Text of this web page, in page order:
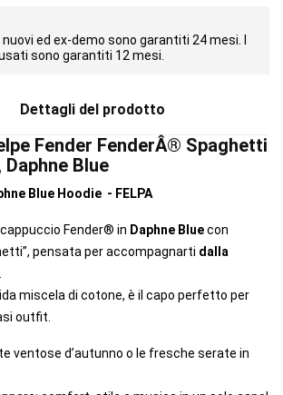
ed ex-demo sono garantiti 24 mesi. I
sono garantiti 12 mesi.
Dettagli del prodotto
Fender FenderÂ® Spaghetti
Blue
Blue Hoodie - FELPA
Fender® in Daphne Bluecon
pensata per accompagnarti dalla
miscela di cotone, è il capo perfetto per
outfit.
ventose d’autunno o le fresche serate in